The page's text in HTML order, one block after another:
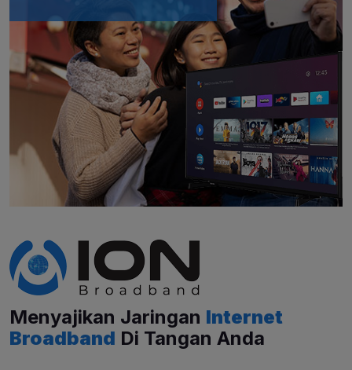
Menyajikan Jaringan Internet
Broadband Di Tangan Anda